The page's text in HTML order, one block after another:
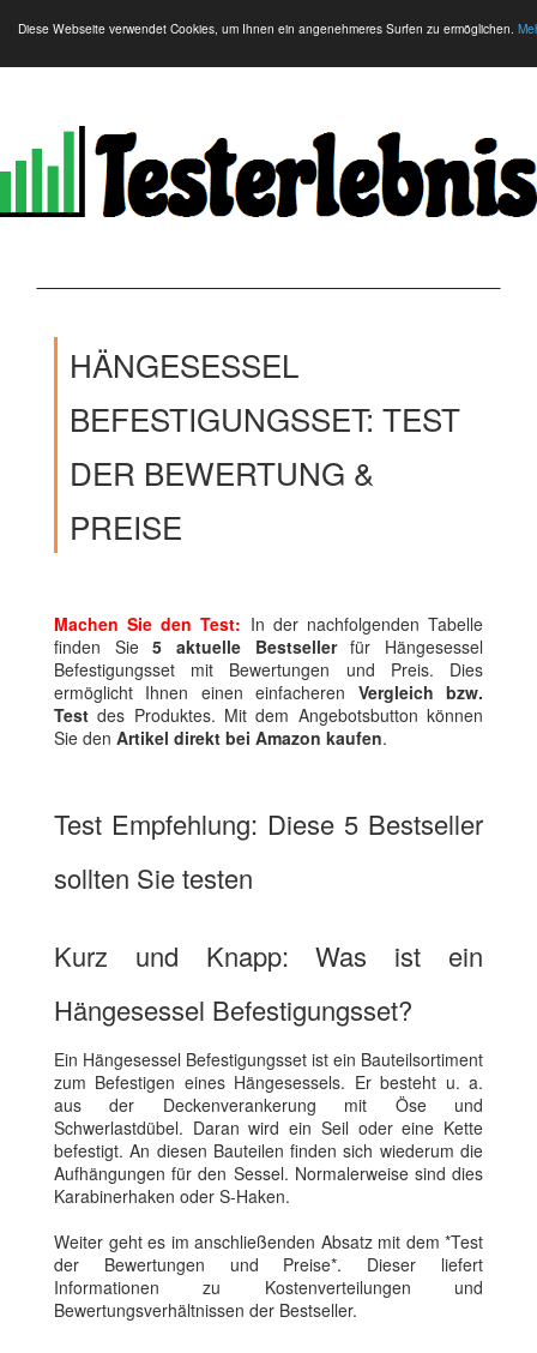
Diese Webseite verwendet Cookies, um Ihnen ein angenehmeres Surfen zu ermöglichen.
HÄNGESESSEL
BEFESTIGUNGSSET: TEST
DER BEWERTUNG &
PREISE
Machen Sie den Test: In der nachfolgenden Tabelle
finden Sie5 aktuelle Bestsellerfür Hängesessel
Befestigungsset mit Bewertungen und Preis. Dies
ermöglicht Ihnen einen einfacheren Vergleich bzw.
Test des Produktes. Mit dem Angebotsbutton können
Sie den Artikel direkt bei Amazon kaufen.
Test Empfehlung: Diese 5 Bestseller
sollten Sie testen
Kurz und Knapp: Was ist ein
Hängesessel Befestigungsset?
Ein Hängesessel Befestigungsset ist ein Bauteilsortiment
zum Befestigen eines Hängesessels. Er besteht u. a.
aus der Deckenverankerung mit Öse und
Schwerlastdübel. Daran wird ein Seil oder eine Kette
befestigt. An diesen Bauteilen finden sich wiederum die
Aufhängungen für den Sessel. Normalerweise sind dies
Karabinerhaken oder S-Haken.
Weiter geht es im anschließenden Absatz mit dem *Test
der Bewertungen und Preise*. Dieser liefert
Informationen zu Kostenverteilungen und
Bewertungsverhältnissen der Bestseller.